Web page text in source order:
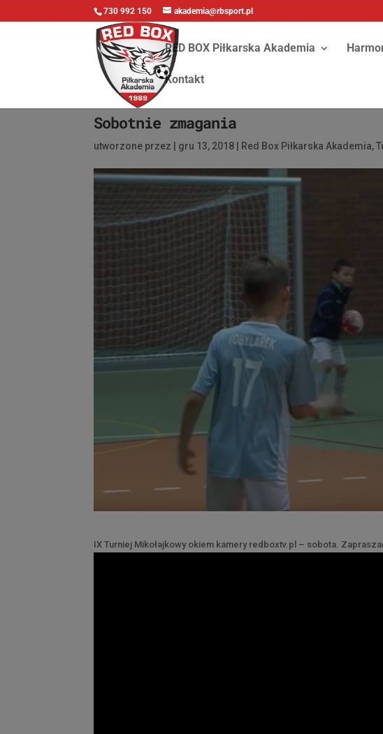
730 992 150 akademia@rbsport.pl
RED BOX Piłkarska Akademia
Kontakt
Sobotnie zmagania
utworzone przez gru 13, 2018 Red Box Piłkarska Akademia,
IX Turniej Mikołajkowy okiem kamery redboxtv.pl – sobota.